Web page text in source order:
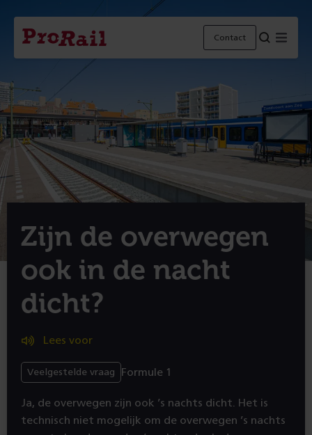
Navigatie
Homepage
ProRail
Contact
Zijn de overwegen
ook in de nacht
dicht?
Lees voor
Veelgestelde vraag Formule 1
Ja, de overwegen zijn ook ’s nachts dicht. Het is
technisch niet mogelijk om de overwegen ’s nachts